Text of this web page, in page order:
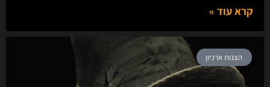
קרא עוד »
הצגות ארכיון